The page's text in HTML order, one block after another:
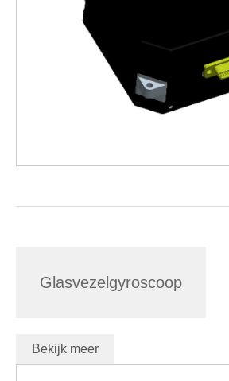
Glasvezelgyroscoop
Bekijk meer